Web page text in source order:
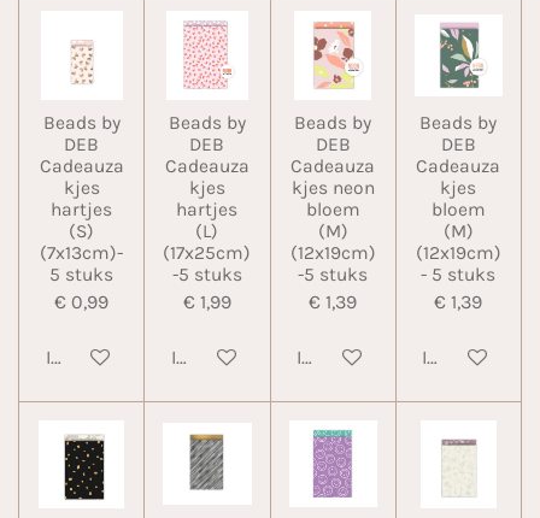
Beads by
DEB
Cadeauza
kjes
hartjes
(S)
(7x13cm)-
5 stuks
€ 0,99
In winkelwagen
Beads by
DEB
Cadeauza
kjes
hartjes
(L)
(17x25cm)
-5 stuks
€ 1,99
In winkelwagen
Beads by
DEB
Cadeauza
kjes neon
bloem
(M)
(12x19cm)
-5 stuks
€ 1,39
In winkelwagen
Beads by
DEB
Cadeauza
kjes
bloem
(M)
(12x19cm)
- 5 stuks
€ 1,39
In